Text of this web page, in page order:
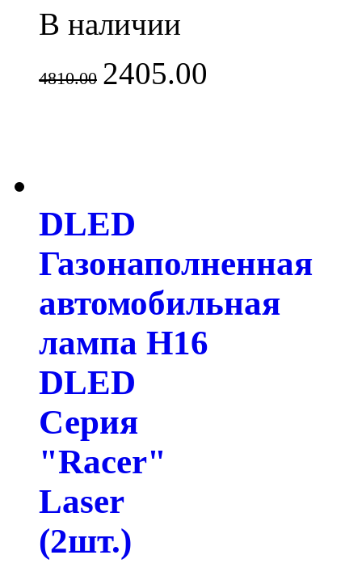
В наличии
4810.00 2405.00
DLED
Газонаполненная
автомобильная
лампа H16
DLED
Серия
"Racer"
Laser
(2шт.)